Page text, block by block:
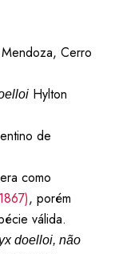
Cerro
Hylton
de
como
, porém
válida.
doelloi, não